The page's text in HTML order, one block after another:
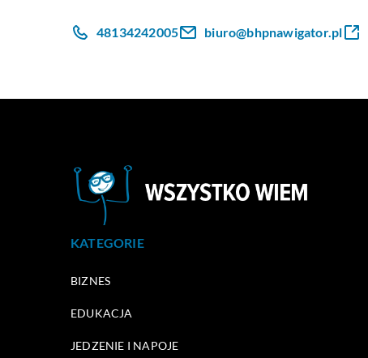
48134242005 biuro@bhpnawigator.pl
KATEGORIE
BIZNES
EDUKACJA
JEDZENIE I NAPOJE